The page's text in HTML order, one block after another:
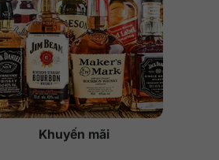
Khuyến mãi